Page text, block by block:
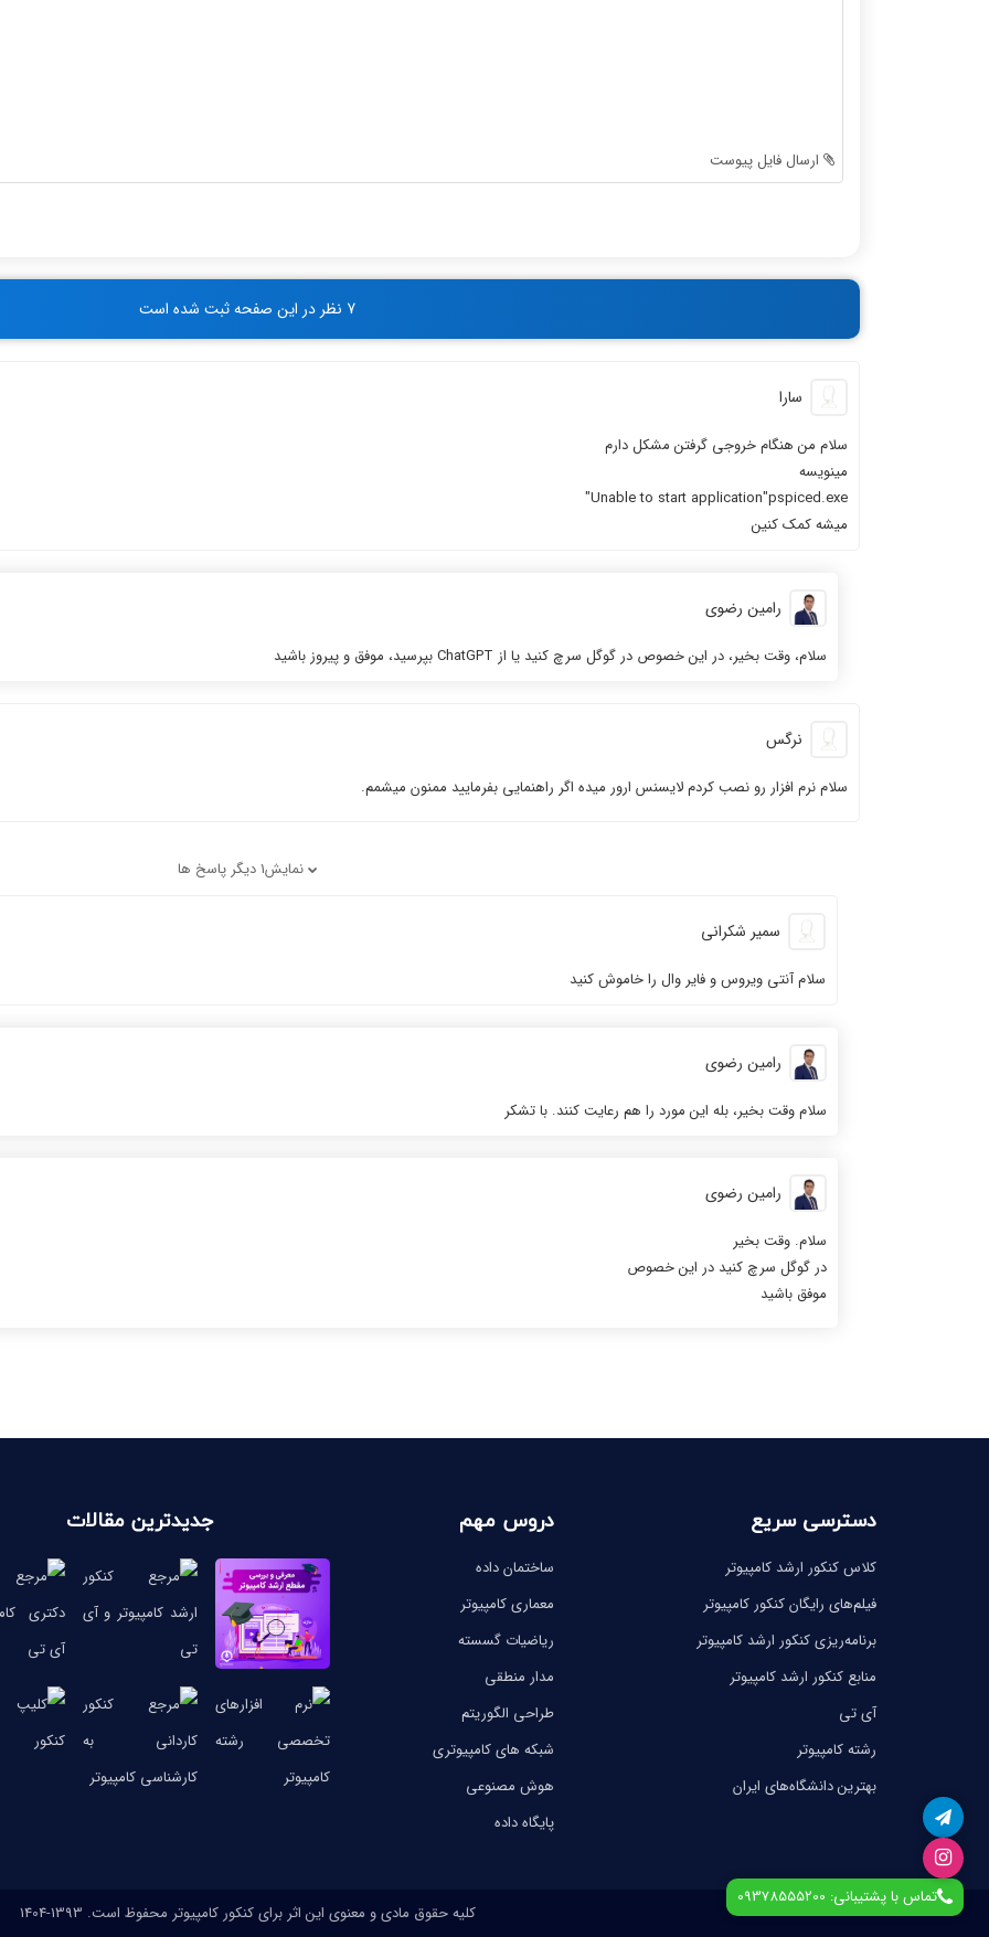
-
-
7 نظر در این صفحه ثبت شده است
سارا
سلام من هنگام خروجی گرفتن مشکل دارم
مینویسه
Unable to start application"pspiced.exe"
میشه کمک کنین
رامین رضوی
سلام، وقت بخیر، در این خصوص در گوگل سرچ کنید یا از ChatGPT بپرسید، موفق و پیروز باشید
نرگس
سلام نرم افزار رو نصب کردم لایسنس ارور میده اگر راهنمایی بفرمایید ممنون میشمم.
نمایش1 دیگر پاسخ ها
سمیر شکرانی
سلام آنتی ویروس و فایر وال را خاموش کنید
رامین رضوی
سلام وقت بخیر، بله این مورد را هم رعایت کنند. با تشکر
رامین رضوی
سلام. وقت بخیر
در گوگل سرچ کنید در این خصوص
موفق باشید
تماس با پشتیبانی: 09378555200
دسترسی سریع
کلاس کنکور ارشد کامپیوتر
فیلم‌های رایگان کنکور کامپیوتر
برنامه‌ریزی کنکور ارشد کامپیوتر
منابع کنکور ارشد کامپیوتر
آی تی
رشته کامپیوتر
بهترین دانشگاه‌های ایران
دروس مهم
ساختمان داده
معماری کامپیوتر
ریاضیات گسسته
مدار منطقی
طراحی الگوریتم
شبکه های کامپیوتری
هوش مصنوعی
پایگاه داده
جدیدترین مقالات
کلیه حقوق مادی و معنوی این اثر برای کنکور کامپیوتر محفوظ است. 1393-1404